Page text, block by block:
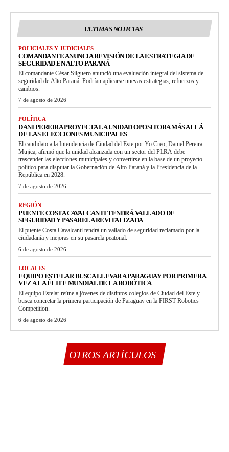
ULTIMAS NOTICIAS
POLICIALES Y JUDICIALES
COMANDANTE ANUNCIA REVISIÓN DE LA ESTRATEGIA DE
SEGURIDAD EN ALTO PARANÁ
El comandante César Silguero anunció una evaluación integral del sistema de
seguridad de Alto Paraná. Podrían aplicarse nuevas estrategias, refuerzos y
cambios.
7 de agosto de 2026
POLÍTICA
DANI PEREIRA PROYECTA LA UNIDAD OPOSITORA MÁS ALLÁ
DE LAS ELECCIONES MUNICIPALES
El candidato a la Intendencia de Ciudad del Este por Yo Creo, Daniel Pereira
Mujica, afirmó que la unidad alcanzada con un sector del PLRA debe
trascender las elecciones municipales y convertirse en la base de un proyecto
político para disputar la Gobernación de Alto Paraná y la Presidencia de la
República en 2028.
7 de agosto de 2026
REGIÓN
PUENTE COSTA CAVALCANTI TENDRÁ VALLADO DE
SEGURIDAD Y PASARELA REVITALIZADA
El puente Costa Cavalcanti tendrá un vallado de seguridad reclamado por la
ciudadanía y mejoras en su pasarela peatonal.
6 de agosto de 2026
LOCALES
EQUIPO ESTELAR BUSCA LLEVAR A PARAGUAY POR PRIMERA
VEZ A LA ÉLITE MUNDIAL DE LA ROBÓTICA
El equipo Estelar reúne a jóvenes de distintos colegios de Ciudad del Este y
busca concretar la primera participación de Paraguay en la FIRST Robotics
Competition.
6 de agosto de 2026
OTROS ARTÍCULOS